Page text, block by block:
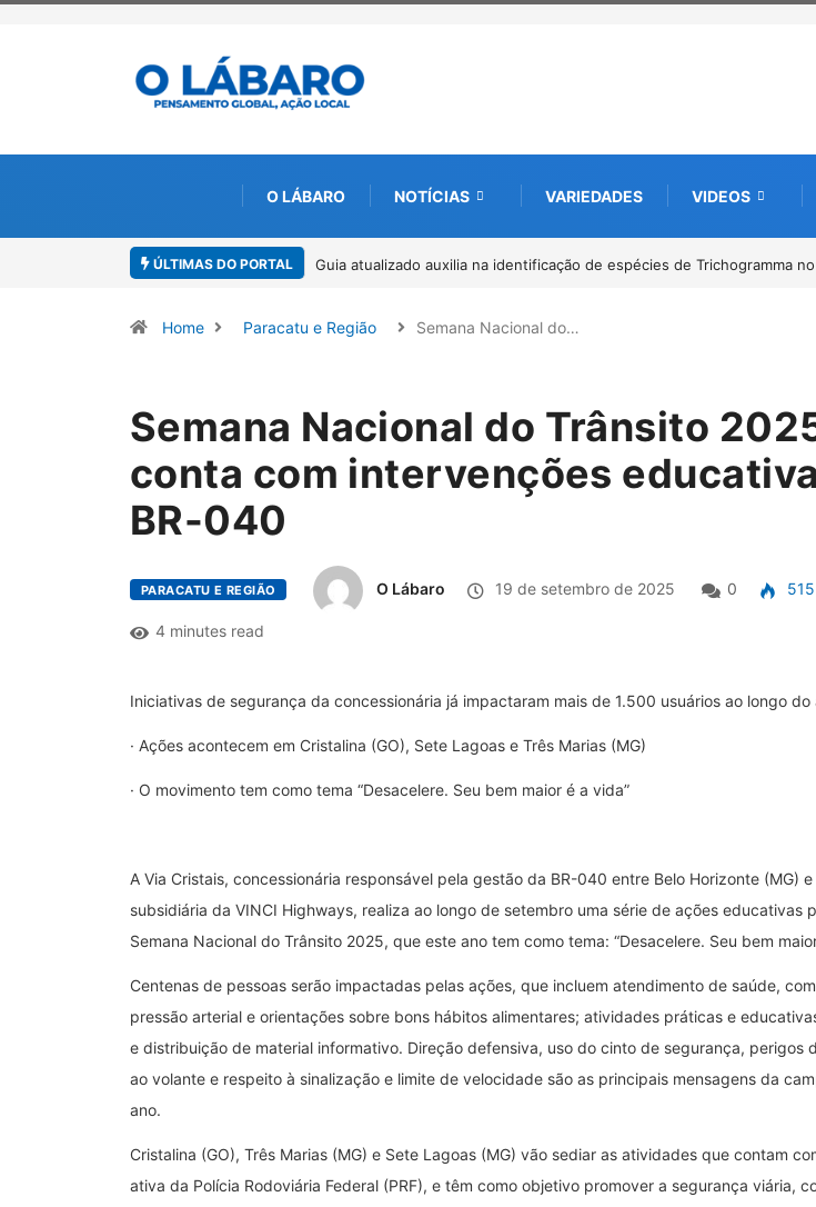
O LÁBARO NOTÍCIAS VARIEDADES VIDEOS
ÚLTIMAS DO PORTAL
de espécies de Trichogramma no BrasilKinross inicia rastreamento digital de 10 mil mudas usadas na
Home Paracatu e Região Semana Nacional do…
Semana Nacional do Trânsito
conta com intervenções
BR-040
PARACATU E REGIÃO O Lábaro 19 de setembro de 2025 0 515
4 minutes read
Iniciativas de segurança da concessionária já impactaram mais de 1.500 usuários ao longo do
· Ações acontecem em Cristalina (GO), Sete Lagoas e Três Marias (MG)
· O movimento tem como tema “Desacelere. Seu bem maior é a vida”
A Via Cristais, concessionária responsável pela gestão da BR-040 entre Belo Horizonte (MG)
subsidiária da VINCI Highways, realiza ao longo de setembro uma série de ações educativas
Semana Nacional do Trânsito 2025, que este ano tem como tema: “Desacelere. Seu bem
Centenas de pessoas serão impactadas pelas ações, que incluem atendimento de saúde,
pressão arterial e orientações sobre bons hábitos alimentares; atividades práticas e
e distribuição de material informativo. Direção defensiva, uso do cinto de segurança, perigos
ao volante e respeito à sinalização e limite de velocidade são as principais mensagens da
ano.
Cristalina (GO), Três Marias (MG) e Sete Lagoas (MG) vão sediar as atividades que contam
ativa da Polícia Rodoviária Federal (PRF), e têm como objetivo promover a segurança viária,